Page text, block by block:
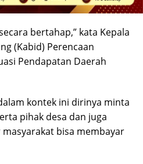
bertahap,” kata Kepala
(Kabid) Perencaan
Pendapatan Daerah
kontek ini dirinya minta
pihak desa dan juga
bisa membayar